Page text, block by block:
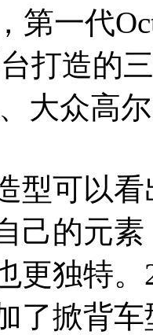
第一代
打造的
大众高
型可以
己的元
更独特
了掀背